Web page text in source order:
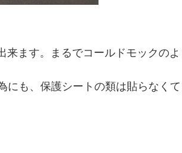
ます。まるでコールドモックのよ
も、保護シートの類は貼らなくて